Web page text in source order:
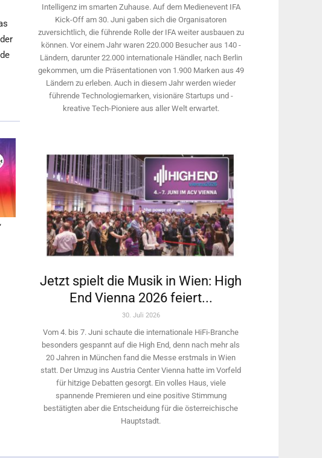
Intelligenz im smarten Zuhause. Auf dem Medien­event IFA
Kick-Off am 30. Juni gaben sich die Organisatoren
zuversichtlich, die führende Rolle der IFA weiter ausbauen zu
können. Vor einem Jahr ­waren 220.000 Besucher aus 140 ­
Ländern, ­darunter 22.000 internationale Händler, nach Berlin
gekommen, um die Präsen­tationen von 1.900 Marken aus 49
Ländern zu erleben. Auch in diesem Jahr werden wieder
führende Technologiemarken, visionäre Startups und ­
kreative Tech-Pioniere aus aller Welt erwartet.
Jetzt spielt die Musik in Wien: High
End Vienna 2026 feiert...
30. Juli 2026
Vom 4. bis 7. Juni schaute die internationale HiFi-Branche
besonders gespannt auf die High End, denn nach mehr als
20 Jahren in München fand die Messe erstmals in Wien
statt. Der Umzug ins Austria Center Vienna hatte im Vorfeld
für hitzige Debatten gesorgt. Ein volles Haus, viele
spannende Premieren und eine positive Stimmung
bestätigten aber die Entscheidung für die österreichische
Hauptstadt.